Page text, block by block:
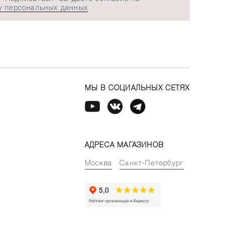
персональных данных
МЫ В СОЦИАЛЬНЫХ СЕТЯХ
АДРЕСА МАГАЗИНОВ
Москва Санкт-Петербург